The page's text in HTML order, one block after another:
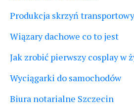
Produkcja skrzyń
Wiązary dachowe co to jest
Jak zrobić pierwszy cosplay w
Wyciągarki do samochodów
Biura notarialne Szczecin